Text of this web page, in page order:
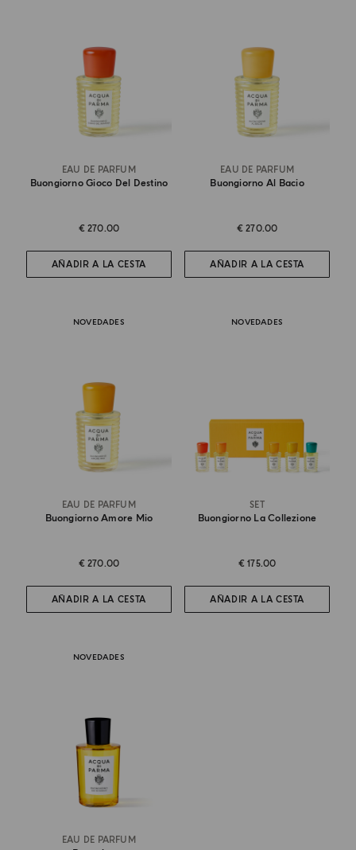
EAU DE PARFUM
Buongiorno Gioco Del Destino
€ 270.00
AÑADIR A LA CESTA
EAU DE PARFUM
Buongiorno Al Bacio
€ 270.00
AÑADIR A LA CESTA
NOVEDADES
EAU DE PARFUM
Buongiorno Amore Mio
€ 270.00
AÑADIR A LA CESTA
NOVEDADES
SET
Buongiorno La Collezione
€ 175.00
AÑADIR A LA CESTA
NOVEDADES
EAU DE PARFUM